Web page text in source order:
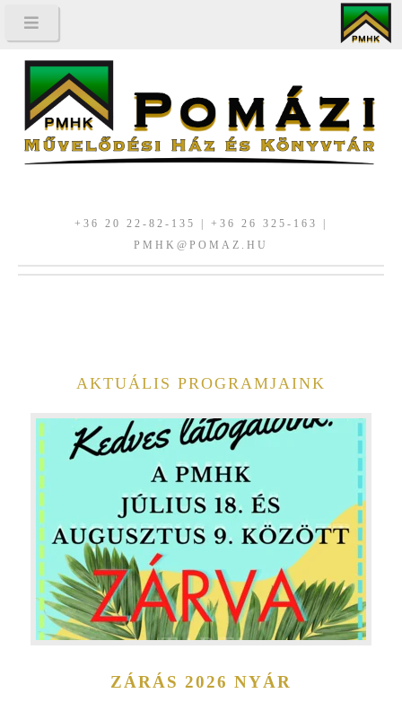
+36 20 22-82-135 | +36 26 325-163 |
PMHK@POMAZ.HU
AKTUÁLIS PROGRAMJAINK
ZÁRÁS 2026 NYÁR